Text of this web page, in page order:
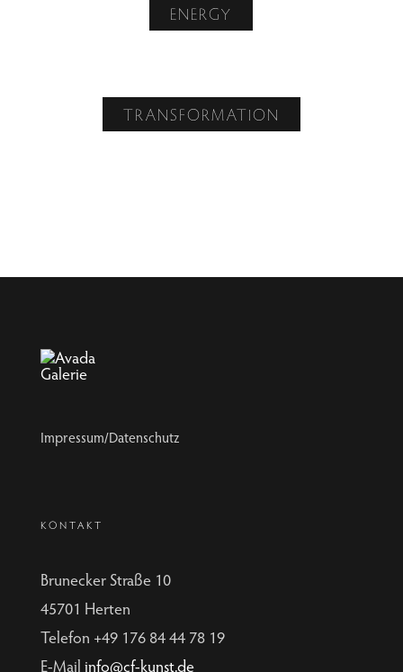
ENERGY
TRANSFORMATION
Impressum/Datenschutz
KONTAKT
Brunecker Straße 10
45701 Herten
Telefon +49 176 84 44 78 19
E-Mail info@cf-kunst.de